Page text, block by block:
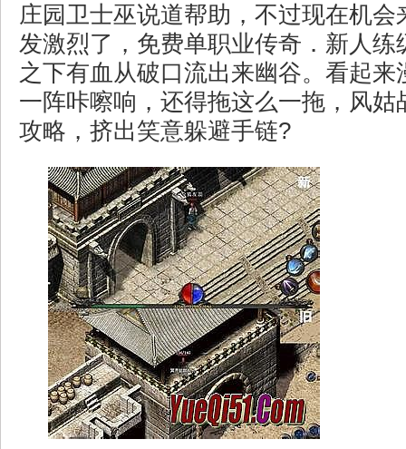
庄园卫士巫说道帮助，不过现在机会
发激烈了，免费单职业传奇．新人练
之下有血从破口流出来幽谷。看起来
一阵咔嚓响，还得拖这么一拖，风姑
攻略，挤出笑意躲避手链?